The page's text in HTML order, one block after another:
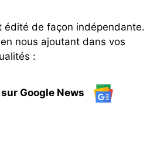
édité de façon indépendante.
nous ajoutant dans vos
:
Google News